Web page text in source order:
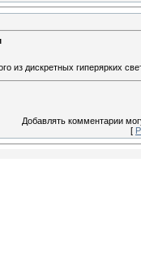
из дискретных гиперярких
Добавлять комментарии
[